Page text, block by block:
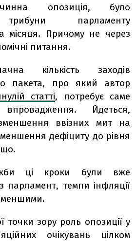
опозиція, було
парламенту
місяця. Причому не через
питання.
кількість заходів
пакета, про який автор
статті, потребує саме
впровадження. Йдеться,
ввізних мит на
дефіциту до рівня
ці кроки були вже
парламент, темпи інфляції
меншими.
точки зору роль опозиції у
очікувань цілком